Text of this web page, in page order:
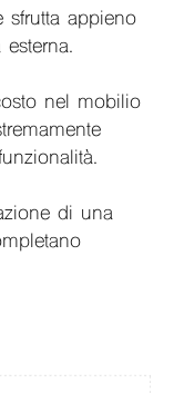
appieno
nel mobilio
di una